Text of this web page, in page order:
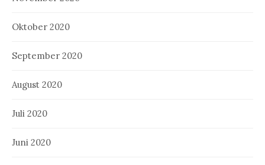
Oktober 2020
September 2020
August 2020
Juli 2020
Juni 2020